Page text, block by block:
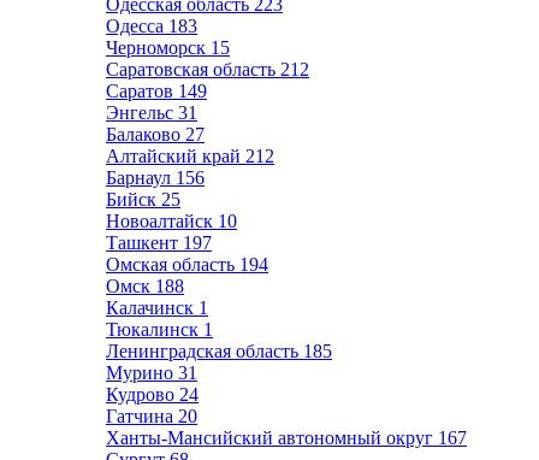
Одесская область 223
Одесса 183
Черноморск 15
Саратовская область 212
Саратов 149
Энгельс 31
Балаково 27
Алтайский край 212
Барнаул 156
Бийск 25
Новоалтайск 10
Ташкент 197
Омская область 194
Омск 188
Калачинск 1
Тюкалинск 1
Ленинградская область 185
Мурино 31
Кудрово 24
Гатчина 20
Ханты-Мансийский автономный округ 167